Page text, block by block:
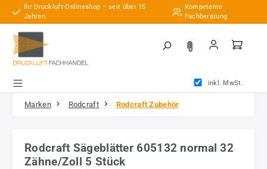
Zum Hauptinhalt springen
Ihr Druckluft-Onlineshop – seit über 15
Jahren
Kompetente
Fachberatung
inkl. MwSt.
Marken Rodcraft Rodcraft Zubehör
Rodcraft Sägeblätter 605132 normal 32
Zähne/Zoll 5 Stück